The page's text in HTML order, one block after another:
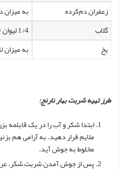
زعفران دم‌کرده
به میزان
گلاب
1/4 لیوان (اختیاری)
یخ
به میزان
طرز تهیه شربت بهار نارنج:
ابتدا شکر و آب را در یک قابلمه
ملایم قرار دهید. به آرامی هم
مخلوط به جوش آید.
پس از جوش آمدن شربت شکر، عرق